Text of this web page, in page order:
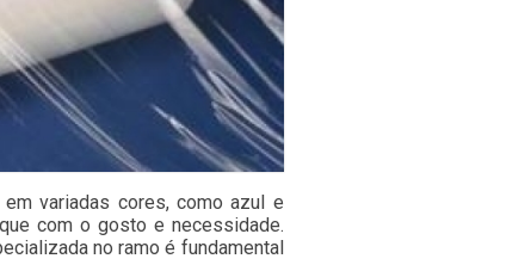
variadas cores, como azul e
com o gosto e necessidade.
no ramo é fundamental